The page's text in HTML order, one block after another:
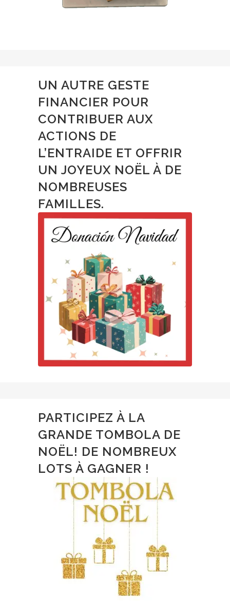
UN AUTRE GESTE
FINANCIER POUR
CONTRIBUER AUX
ACTIONS DE
L’ENTRAIDE ET OFFRIR
UN JOYEUX NOËL À DE
NOMBREUSES
FAMILLES.
PARTICIPEZ À LA
GRANDE TOMBOLA DE
NOËL! DE NOMBREUX
LOTS À GAGNER !